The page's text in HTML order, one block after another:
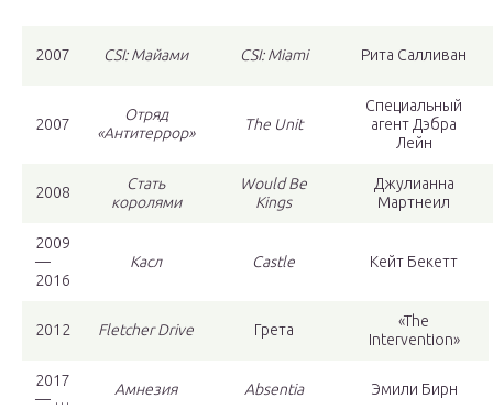
2007 CSI: Майами CSI: Miami Рита Салливан
2007
Отряд
«Антитеррор»
The Unit
Специальный
агент Дэбра
Лейн
2008
Стать
королями
Would Be
Kings
Джулианна
Мартнеил
2009
—
2016
Касл Castle Кейт Бекетт
2012 Fletcher Drive Грета
«The
Intervention»
2017
— …
Амнезия Absentia Эмили Бирн